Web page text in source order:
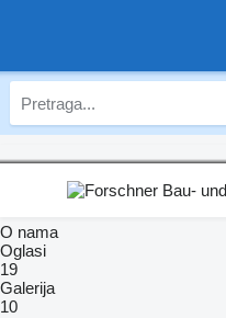
O nama
Oglasi
19
Galerija
10